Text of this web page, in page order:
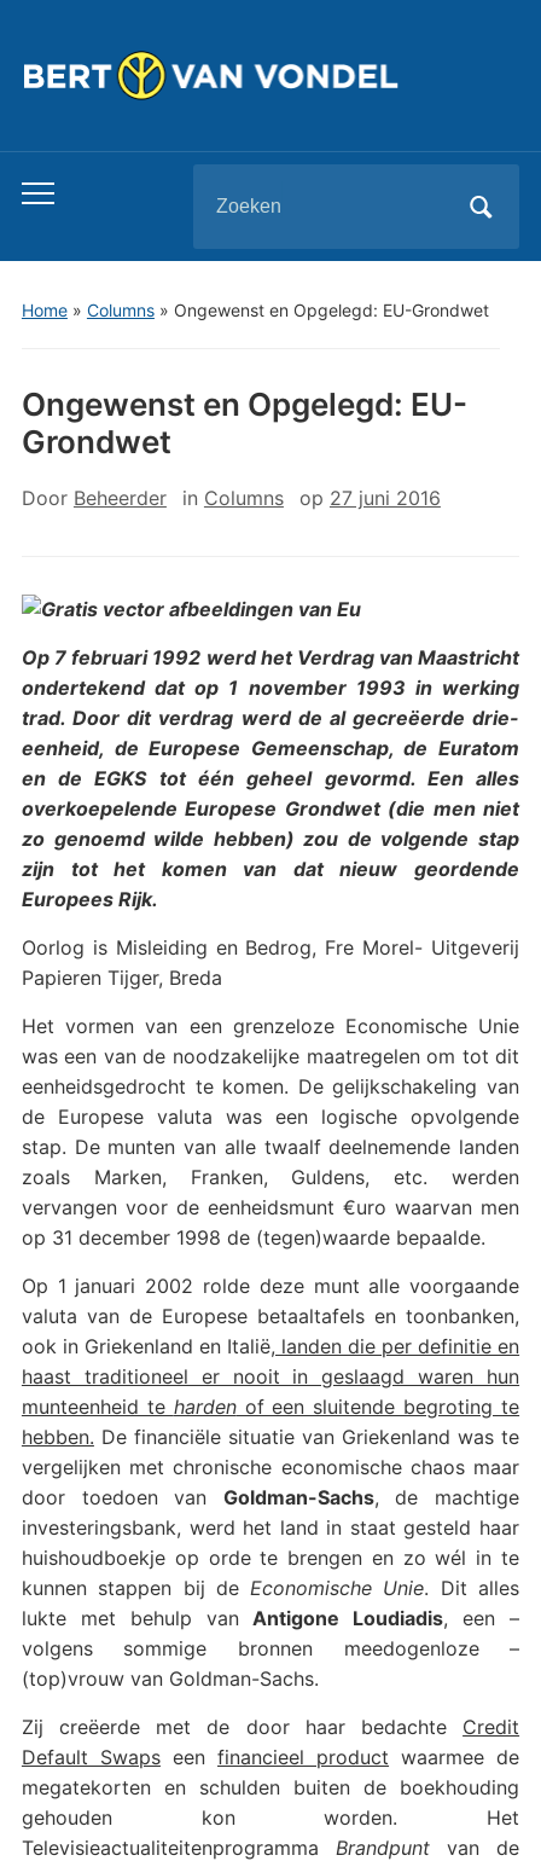
Toggle
menu
naar:
Home» Columns» Ongewenst en Opgelegd: EU-Grondwet
Ongewenst en Opgelegd: EU-
Grondwet
Door Beheerder in Columns op 27 juni 2016
Op 7 februari 1992 werd het Verdrag van Maastricht
ondertekend dat op 1 november 1993 in werking
trad. Door dit verdrag werd de al gecreëerde drie-
eenheid, de Europese Gemeenschap, de Euratom
en de EGKS tot één geheel gevormd. Een alles
overkoepelende Europese Grondwet (die men niet
zo genoemd wilde hebben) zou de volgende stap
zijn tot het komen van dat nieuw geordende
Europees Rijk.
Oorlog is Misleiding en Bedrog, Fre Morel- Uitgeverij
Papieren Tijger, Breda
Het vormen van een grenzeloze Economische Unie
was een van de noodzakelijke maatregelen om tot dit
eenheidsgedrocht te komen. De gelijkschakeling van
de Europese valuta was een logische opvolgende
stap. De munten van alle twaalf deelnemende landen
zoals Marken, Franken, Guldens, etc. werden
vervangen voor de eenheidsmunt €uro waarvan men
op 31 december 1998 de (tegen)waarde bepaalde.
Op 1 januari 2002 rolde deze munt alle voorgaande
valuta van de Europese betaaltafels en toonbanken,
ook in Griekenland en Italië, landen die per definitie en
haast traditioneel er nooit in geslaagd waren hun
munteenheid te hardenof een sluitende begroting te
hebben. De financiële situatie van Griekenland was te
vergelijken met chronische economische chaos maar
door toedoen van Goldman-Sachs, de machtige
investeringsbank, werd het land in staat gesteld haar
huishoudboekje op orde te brengen en zo wél in te
kunnen stappen bij deEconomische Unie. Dit alles
lukte met behulp vanAntigone Loudiadis, een –
volgens sommige bronnen meedogenloze –
(top)vrouw van Goldman-Sachs.
Zij creëerde met de door haar bedachte Credit
Default Swapseenfinancieel product waarmee de
megatekorten en schulden buiten de boekhouding
gehouden kon worden. Het
Televisieactualiteitenprogramma Brandpuntvan de